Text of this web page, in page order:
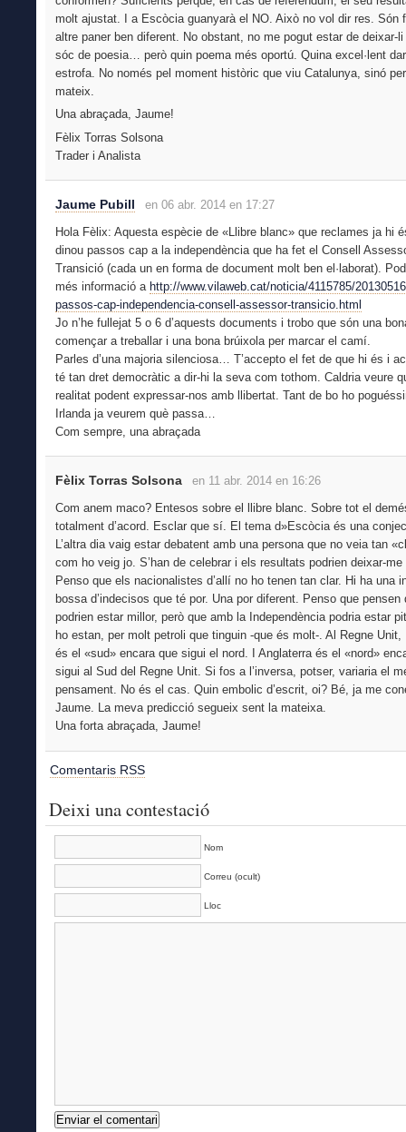
molt ajustat. I a Escòcia guanyarà el NO. Això no vol dir res. Són
altre paner ben diferent. No obstant, no me pogut estar de deixar-li
sóc de poesia… però quin poema més oportú. Quina excel·lent
estrofa. No només pel moment històric que viu Catalunya, sinó
mateix.
Una abraçada, Jaume!
Fèlix Torras Solsona
Trader i Analista
Jaume Pubill
en 06 abr. 2014 en 17:27
Hola Fèlix: Aquesta espècie de «Llibre blanc» que reclames ja hi
dinou passos cap a la independència que ha fet el Consell
Transició (cada un en forma de document molt ben el·laborat).
més informació a http://www.vilaweb.cat/noticia/4115785/
passos-cap-independencia-consell-assessor-transicio.html
Jo n’he fullejat 5 o 6 d’aquests documents i trobo que són una
començar a treballar i una bona brúixola per marcar el camí.
Parles d’una majoria silenciosa… T’accepto el fet de que hi és i
té tan dret democràtic a dir-hi la seva com tothom. Caldria veure
realitat podent expressar-nos amb llibertat. Tant de bo ho
Irlanda ja veurem què passa…
Com sempre, una abraçada
Fèlix Torras Solsona
en 11 abr. 2014 en 16:26
Com anem maco? Entesos sobre el llibre blanc. Sobre tot el
totalment d’acord. Esclar que sí. El tema d»Escòcia és una
L’altra dia vaig estar debatent amb una persona que no veia tan
com ho veig jo. S’han de celebrar i els resultats podrien deixar-
Penso que els nacionalistes d’allí no ho tenen tan clar. Hi ha una
bossa d’indecisos que té por. Una por diferent. Penso que pensen
podrien estar millor, però que amb la Independència podria estar
ho estan, per molt petroli que tinguin -que és molt-. Al Regne Unit,
és el «sud» encara que sigui el nord. I Anglaterra és el «nord»
sigui al Sud del Regne Unit. Si fos a l’inversa, potser, variaria el
pensament. No és el cas. Quin embolic d’escrit, oi? Bé, ja me
Jaume. La meva predicció segueix sent la mateixa.
Una forta abraçada, Jaume!
Comentaris RSS
Deixi una contestació
Nom
Correu (ocult)
Lloc